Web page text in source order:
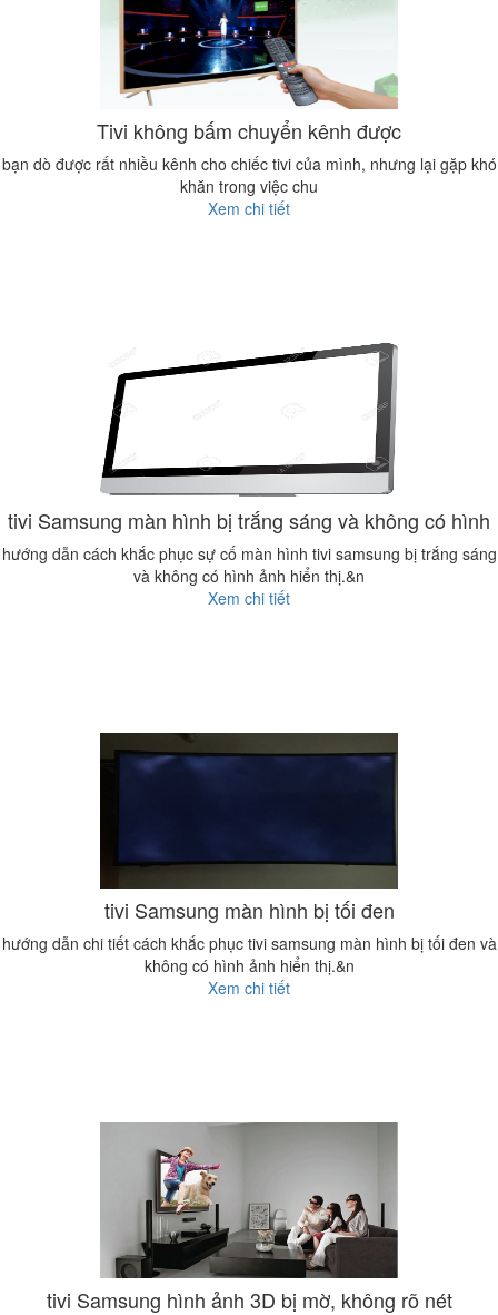
Tivi không bấm chuyển kênh được
bạn dò được rất nhiều kênh cho chiếc tivi của mình, nhưng lại gặp khó
khăn trong việc chu
Xem chi tiết
tivi Samsung màn hình bị trắng sáng và không có hình
hướng dẫn cách khắc phục sự cố màn hình tivi samsung bị trắng sáng
và không có hình ảnh hiển thị.&n
Xem chi tiết
tivi Samsung màn hình bị tối đen
hướng dẫn chi tiết cách khắc phục tivi samsung màn hình bị tối đen và
không có hình ảnh hiển thị.&n
Xem chi tiết
tivi Samsung hình ảnh 3D bị mờ, không rõ nét